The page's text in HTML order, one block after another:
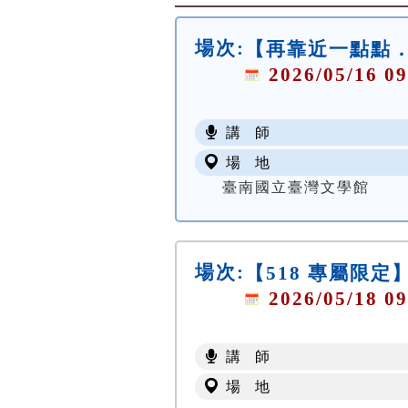
場次:
【再靠近一點點
2026/05/16
講 師
場 地
臺南國立臺灣文學館
場次:
【518 專屬限定
2026/05/18
講 師
場 地